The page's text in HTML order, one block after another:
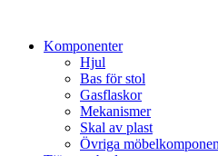
innehållKomponenter
Hjul
Bas för stol
Gasflaskor
Mekanismer
Skal av plast
Övriga